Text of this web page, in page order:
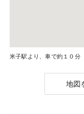
米子駅より、車で約１０分
地図